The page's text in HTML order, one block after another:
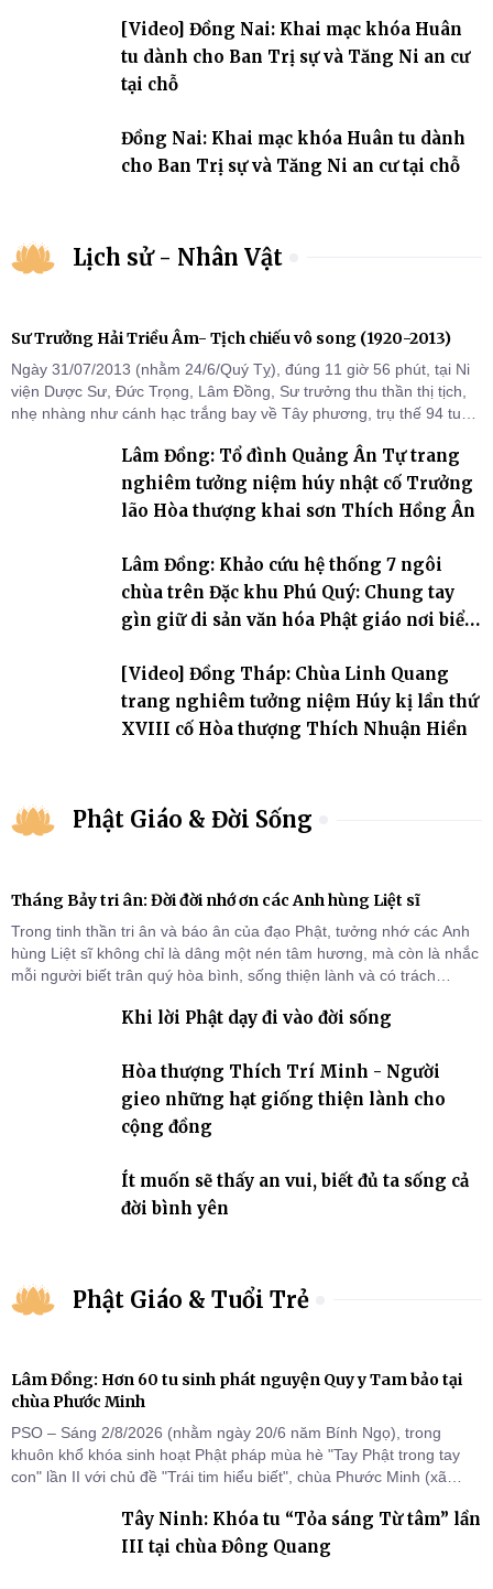
[Video] Đồng Nai: Khai mạc khóa Huân
tu dành cho Ban Trị sự và Tăng Ni an cư
tại chỗ
Đồng Nai: Khai mạc khóa Huân tu dành
cho Ban Trị sự và Tăng Ni an cư tại chỗ
Lịch sử - Nhân Vật
Sư Trưởng Hải Triều Âm- Tịch chiếu vô song (1920-2013)
Ngày 31/07/2013 (nhằm 24/6/Quý Tỵ), đúng 11 giờ 56 phút, tại Ni
viện Dược Sư, Đức Trọng, Lâm Đồng, Sư trưởng thu thần thị tịch,
nhẹ nhàng như cánh hạc trắng bay về Tây phương, trụ thế 94 tuổi
Lâm Đồng: Tổ đình Quảng Ân Tự trang
nghiêm tưởng niệm húy nhật cố Trưởng
lão Hòa thượng khai sơn Thích Hồng Ân
Lâm Đồng: Khảo cứu hệ thống 7 ngôi
chùa trên Đặc khu Phú Quý: Chung tay
gìn giữ di sản văn hóa Phật giáo nơi biển
[Video] Đồng Tháp: Chùa Linh Quang
trang nghiêm tưởng niệm Húy kị lần thứ
XVIII cố Hòa thượng Thích Nhuận Hiền
Phật Giáo & Đời Sống
Tháng Bảy tri ân: Đời đời nhớ ơn các Anh hùng Liệt sĩ
Trong tinh thần tri ân và báo ân của đạo Phật, tưởng nhớ các Anh
hùng Liệt sĩ không chỉ là dâng một nén tâm hương, mà còn là nhắc
mỗi người biết trân quý hòa bình, sống thiện lành và có trách
Khi lời Phật dạy đi vào đời sống
Hòa thượng Thích Trí Minh - Người
gieo những hạt giống thiện lành cho
cộng đồng
Ít muốn sẽ thấy an vui, biết đủ ta sống cả
đời bình yên
Phật Giáo & Tuổi Trẻ
Lâm Đồng: Hơn 60 tu sinh phát nguyện Quy y Tam bảo tại
chùa Phước Minh
PSO – Sáng 2/8/2026 (nhằm ngày 20/6 năm Bính Ngọ), trong
khuôn khổ khóa sinh hoạt Phật pháp mùa hè "Tay Phật trong tay
con" lần II với chủ đề "Trái tim hiểu biết", chùa Phước Minh (xã
cho hơn 60 tu sinh.Tây Ninh: Khóa tu “Tỏa sáng Từ tâm” lần
III tại chùa Đông Quang